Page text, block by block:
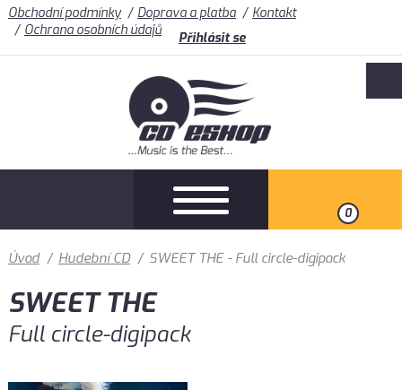
Obchodní podmínky Doprava a platba
Kontakt
Ochrana osobních údajů
Přihlásit se
0
Úvod / Hudební CD / SWEET THE - Full circle-digipack
SWEET THE
Full circle-digipack